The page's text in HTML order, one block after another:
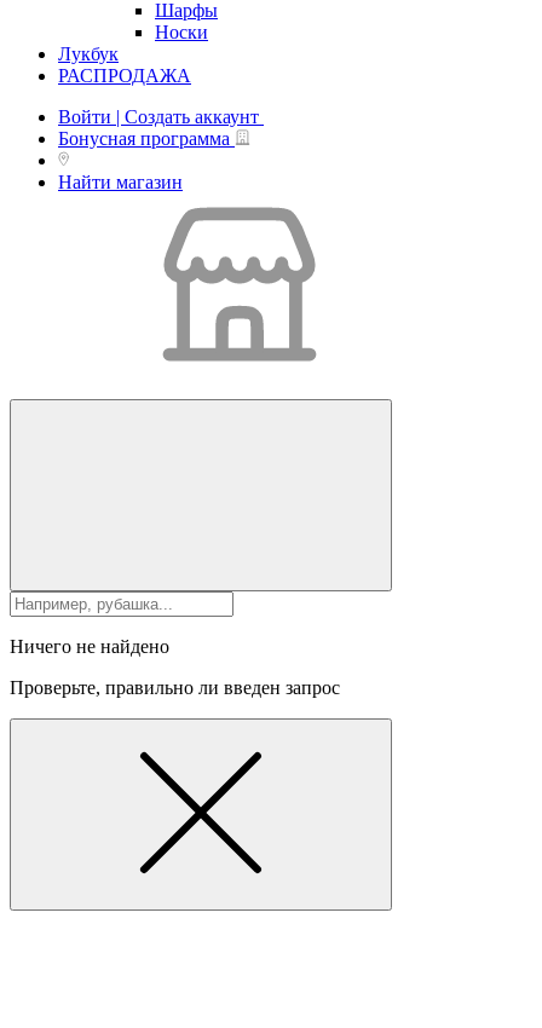
Шарфы
Носки
Лукбук
РАСПРОДАЖА
Войти | Создать аккаунт
Бонусная программа
Найти магазин
Ничего не найдено
Проверьте, правильно ли введен запрос